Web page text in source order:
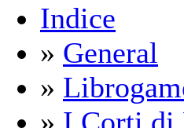
Indice
» General
»